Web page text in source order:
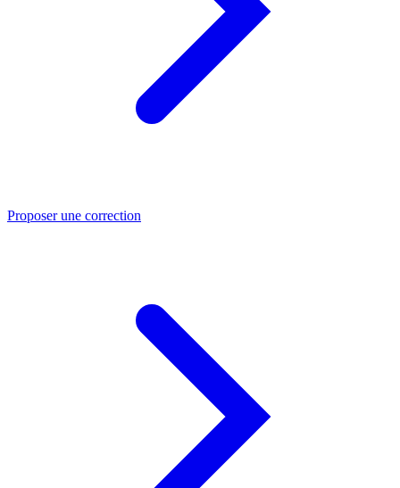
Proposer une correction